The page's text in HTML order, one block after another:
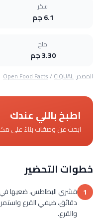
سكر
6.1 جم
ملح
3.30 جم
المصدر: Open Food Facts/CIQUAL
اطبخ باللي عندك
ابحث عن وصفات بناءً على
خطوات التحضير
1 قشري البطاطس، ضعيها في
دقائق، ضيفي القرع
والقرع.